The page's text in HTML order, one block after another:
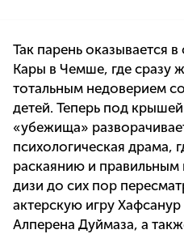
Так парень оказывается
Кары в Чемше, где сразу
тотальным недоверием
детей. Теперь под
«убежища»
психологическая драма,
раскаянию и
дизи до сих пор
актерскую игру
Алперена Дуймаза, а